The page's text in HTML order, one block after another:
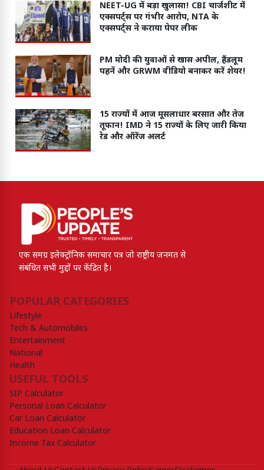
NEET-UG में बड़ा खुलासा! CBI चार्जशीट में
एक्सपर्ट्स पर गंभीर आरोप, NTA के
एक्सपर्ट्स ने कराया पेपर लीक
PM मोदी की युवाओं से खास अपील, हैंडलूम
पहनें और GRWM वीडियो बनाकर करें शेयर!
15 राज्यों में आज मूसलाधार बरसात और तेज
तूफान! IMD ने 15 राज्यों के लिए जारी किया
रेड और ऑरेंज अलर्ट
एक समग्र इलेक्ट्रॉनिक समाचार पत्र जो राष्ट्रीय जनमत से
संबंधित सभी मुद्दों पर केंद्रित है।
POPULAR CATEGORIES
Lifestyle
Tech & Automobiles
Entertainment
National
Health
USEFUL TOOLS
SIP Calculator
Personal Loan Calculator
Car Loan Calculator
Education Loan Calculator
Income Tax Calculator